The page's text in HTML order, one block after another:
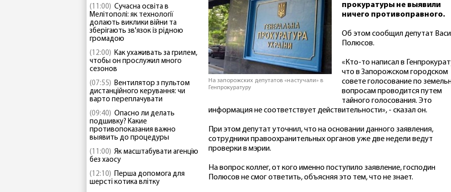
(11:00) Сучасна освіта в
Мелітополі: як технології
долають виклики війни та
зберігають зв'язок із рідною
громадою
(12:00) Как ухаживать за грилем,
чтобы он прослужил много
сезонов
(07:55) Вентилятор з пультом
дистанційного керування: чи
варто переплачувати
(09:40) Опасно ли делать
подшивку? Какие
противопоказания важно
выявить до процедуры
(11:00) Як масштабувати агенцію
без хаосу
(12:10) Перша допомога для
шерсті котика влітку
На запорожских депутатов «настучали» в
Генпрокуратуру
прокуратуры не выявили
ничего противоправного.
Об этом сообщил депутат
Полюсов.
«Кто-то написал в
что в Запорожском городском
совете голосование по
вопросам проводится путем
тайного голосования. Это
информация не соответствует действительности», - сказал он.
При этом депутат уточнил, что на основании данного заявления,
сотрудники правоохранительных органов уже две недели ведут
проверки в мэрии.
На вопрос коллег, от кого именно поступило заявление, господин
Полюсов не смог ответить, объясняя это тем, что не знает.